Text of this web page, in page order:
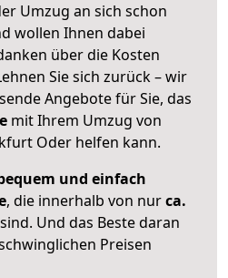
Umzug an sich schon
wollen Ihnen dabei
über die Kosten
Sie sich zurück – wir
Angebote für Sie, das
mit Ihrem Umzug von
Oder helfen kann.
und einfach
, die innerhalb von nurca.
Und das Beste daran
Preisen